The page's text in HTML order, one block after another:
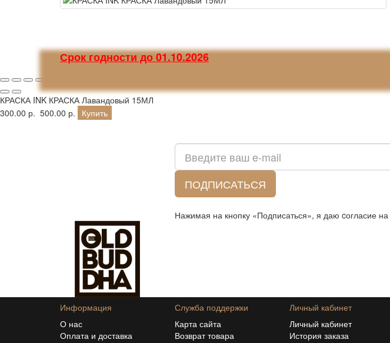
Срок годности до 01.10.2026
КРАСКА INK КРАСКА Лавандовый 15МЛ
300.00 р. 500.00 р. Купить
ПОДПИСАТЬСЯ
Нажимая на кнопку «Подписаться», я даю cогласие на
Информация
О нас
Оплата и доставка
Служба поддержки
Карта сайта
Возврат товара
Личный кабинет
Личный кабинет
История заказа